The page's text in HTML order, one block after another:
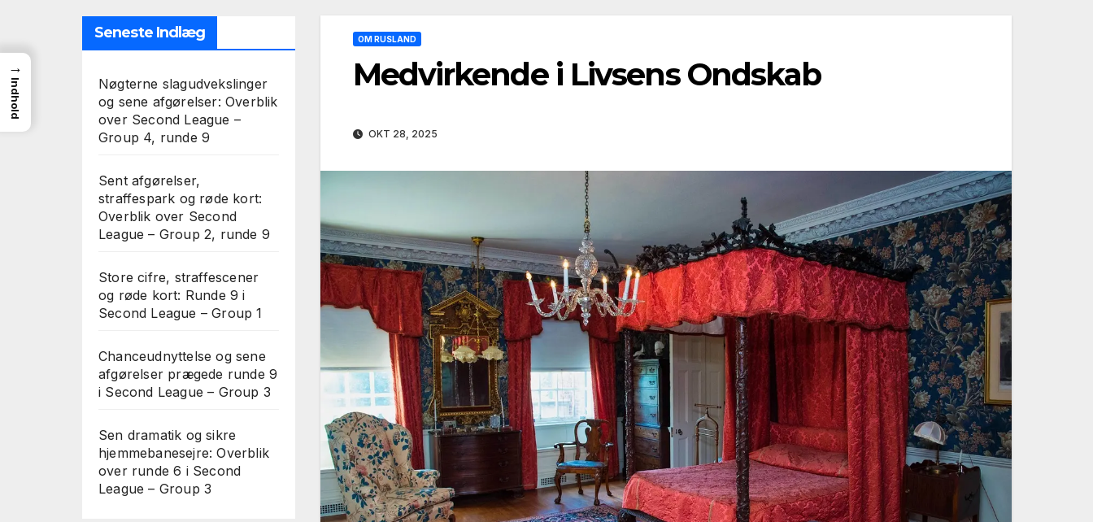
Seneste Indlæg
Nøgterne slagudvekslinger
og sene afgørelser: Overblik
over Second League –
Group 4, runde 9
Sent afgørelser,
straffespark og røde kort:
Overblik over Second
League – Group 2, runde 9
Store cifre, straffescener
og røde kort: Runde 9 i
Second League – Group 1
Chanceudnyttelse og sene
afgørelser prægede runde 9
i Second League – Group 3
Sen dramatik og sikre
hjemmebanesejre: Overblik
over runde 6 i Second
League – Group 3
OM RUSLAND
Medvirkende i Livsens Ondskab
OKT 28, 2025
→
Indhold